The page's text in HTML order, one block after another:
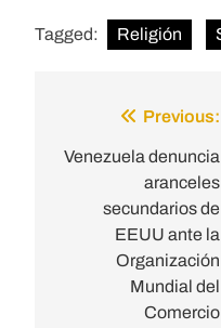
Tagged: Religión
navigation
Previous:
Venezuela denuncia
aranceles
secundarios de
EEUU ante la
Organización
Mundial del
Comercio